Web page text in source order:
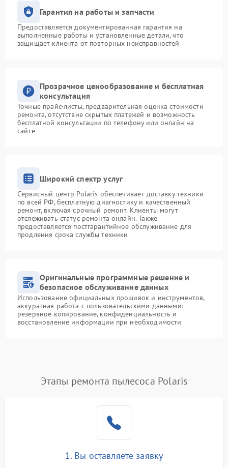
Гарантия на работы и запчасти
Предоставляется документированная гарантия на
выполненные работы и установленные детали, что
защищает клиента от повторных неисправностей
Прозрачное ценообразование и бесплатная
консультация
Точные прайс-листы, предварительная оценка стоимости
ремонта, отсутствие скрытых платежей и возможность
бесплатной консультации по телефону или онлайн на
сайте
Широкий спектр услуг
Сервисный центр Polaris обеспечивает доставку техники
по всей РФ, бесплатную диагностику и качественный
ремонт, включая срочный ремонт. Клиенты могут
отслеживать статус ремонта онлайн. Также
предоставляется постгарантийное обслуживание для
продления срока службы техники
Оригинальные программные решение и
безопасное обслуживание данных
Использование официальных прошивок и инструментов,
аккуратная работа с пользовательскими данными:
резервное копирование, конфиденциальность и
восстановление информации при необходимости
Этапы ремонта пылесоса Polaris
1. Вы оставляете заявку